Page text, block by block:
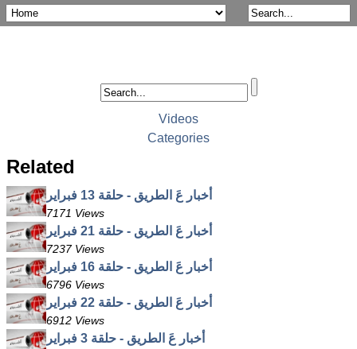
Videos
Categories
Related
أخبار عَ الطريق - حلقة 13 فبراير
7171 Views
أخبار عَ الطريق - حلقة 21 فبراير
7237 Views
أخبار عَ الطريق - حلقة 16 فبراير
6796 Views
أخبار عَ الطريق - حلقة 22 فبراير
6912 Views
أخبار عَ الطريق - حلقة 3 فبراير